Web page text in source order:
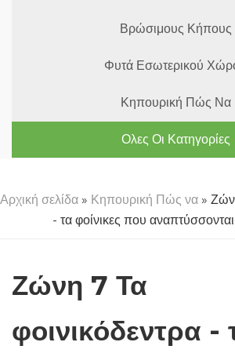
Βρώσιμους Κήπους
Φυτά Εσωτερικού
Κηπουρική Πώς Να
Ολες Οι Κατηγορίες
Αρχική σελίδα » Κηπουρική Πώς να »
- τα φοίνικες που
Ζώνη 7 Τα
φοινικόδεντρα -